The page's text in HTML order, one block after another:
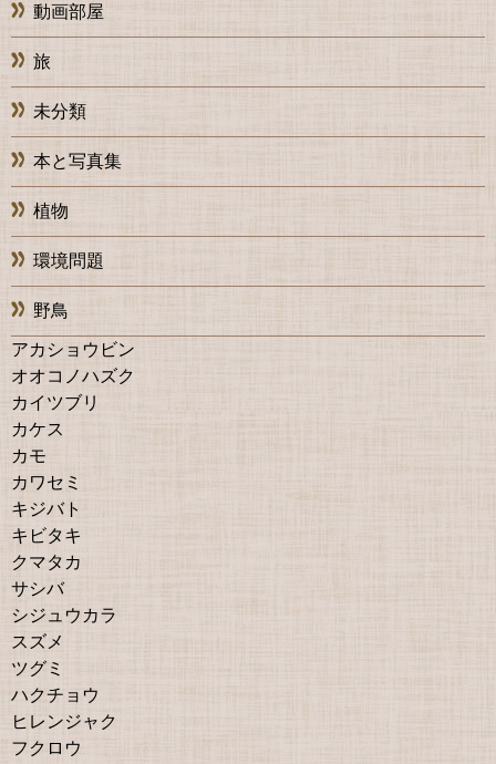
動画部屋
旅
未分類
本と写真集
植物
環境問題
野鳥
アカショウビン
オオコノハズク
カイツブリ
カケス
カモ
カワセミ
キジバト
キビタキ
クマタカ
サシバ
シジュウカラ
スズメ
ツグミ
ハクチョウ
ヒレンジャク
フクロウ